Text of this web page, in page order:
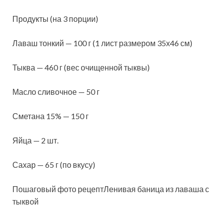
Продукты (на 3 порции)
Лаваш тонкий — 100 г (1 лист размером 35х46 см)
Тыква — 460 г (вес очищенной тыквы)
Масло сливочное — 50 г
Сметана 15% — 150 г
Яйца — 2 шт.
Сахар — 65 г (по вкусу)
Пошаговый фото рецептЛенивая баница из лаваша с
тыквой